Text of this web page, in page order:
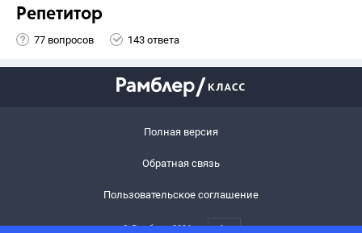
Репетитор
77 вопросов 143 ответа
Полная версия
Обратная связь
Пользовательское соглашение
© Рамблер,2026 6+